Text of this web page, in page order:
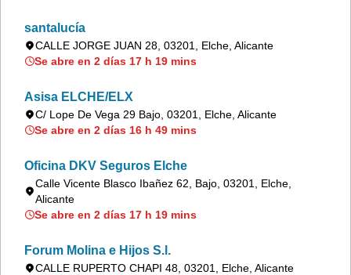
santalucía
CALLE JORGE JUAN 28, 03201, Elche, Alicante
Se abre en 2 días 17 h 19 mins
Asisa ELCHE/ELX
C/ Lope De Vega 29 Bajo, 03201, Elche, Alicante
Se abre en 2 días 16 h 49 mins
Oficina DKV Seguros Elche
Calle Vicente Blasco Ibañez 62, Bajo, 03201, Elche,
Alicante
Se abre en 2 días 17 h 19 mins
Forum Molina e Hijos S.l.
CALLE RUPERTO CHAPI 48, 03201, Elche, Alicante